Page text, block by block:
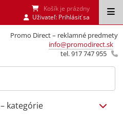
Promo Direct – reklamné predmety
info@promodirect.sk
tel. 917 747 955
Košík je prázdny
Uživateľ: Prihlásiť sa
– kategórie